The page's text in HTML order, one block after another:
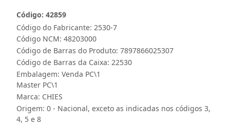
Código do Fabricante: 2530-7
Código: 42859
Código NCM: 48203000
Código de Barras do Produto: 7897866025307
Código de Barras da Caixa: 22530
Embalagem: Venda PC\1
Master PC\1
Marca: CHIES
Origem: 0 - Nacional, exceto as indicadas nos códigos 3,
4, 5 e 8